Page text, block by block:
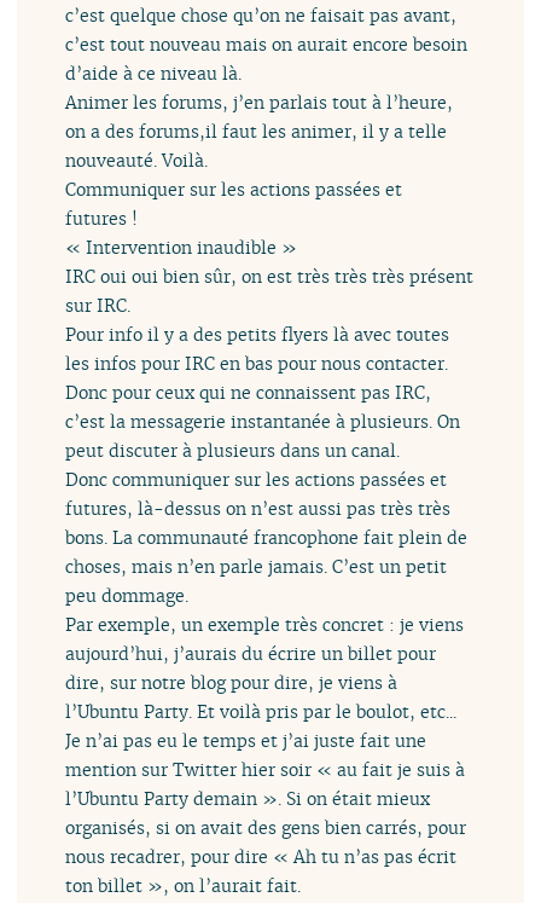
c’est quelque chose qu’on ne faisait pas avant,
c’est tout nouveau mais on aurait encore besoin
d’aide à ce niveau là.
Animer les forums, j’en parlais tout à l’heure,
on a des forums,il faut les animer, il y a telle
nouveauté. Voilà.
Communiquer sur les actions passées et
futures !
« Intervention inaudible »
IRC oui oui bien sûr, on est très très très présent
sur IRC.
Pour info il y a des petits flyers là avec toutes
les infos pour IRC en bas pour nous contacter.
Donc pour ceux qui ne connaissent pas IRC,
c’est la messagerie instantanée à plusieurs. On
peut discuter à plusieurs dans un canal.
Donc communiquer sur les actions passées et
futures, là-dessus on n’est aussi pas très très
bons. La communauté francophone fait plein de
choses, mais n’en parle jamais. C’est un petit
peu dommage.
Par exemple, un exemple très concret : je viens
aujourd’hui, j’aurais du écrire un billet pour
dire, sur notre blog pour dire, je viens à
l’Ubuntu Party. Et voilà pris par le boulot, etc...
Je n’ai pas eu le temps et j’ai juste fait une
mention sur Twitter hier soir « au fait je suis à
l’Ubuntu Party demain ». Si on était mieux
organisés, si on avait des gens bien carrés, pour
nous recadrer, pour dire « Ah tu n’as pas écrit
ton billet », on l’aurait fait.